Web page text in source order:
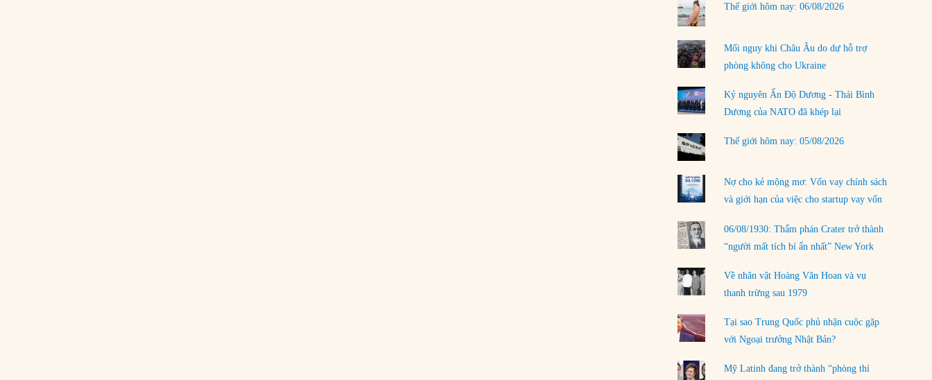
31/07/2026
phải chịu đựng?
30/07/2026
Tập tìm cách chôn vùi bê bối chấn động vòng
tròn thân cận của mình
Thế giới hôm nay: 06/08/2026
Mối nguy khi Châu Âu do dự hỗ trợ
phòng không cho Ukraine
Kỷ nguyên Ấn Độ Dương - Thái Bình
Dương của NATO đã khép lại
Thế giới hôm nay: 05/08/2026
Nợ cho kẻ mộng mơ: Vốn vay chính sách
và giới hạn của việc cho startup vay vốn
06/08/1930: Thẩm phán Crater trở thành
“người mất tích bí ẩn nhất” New York
Về nhân vật Hoàng Văn Hoan và vụ
thanh trừng sau 1979
Tại sao Trung Quốc phủ nhận cuộc gặp
với Ngoại trưởng Nhật Bản?
Mỹ Latinh đang trở thành “phòng thí